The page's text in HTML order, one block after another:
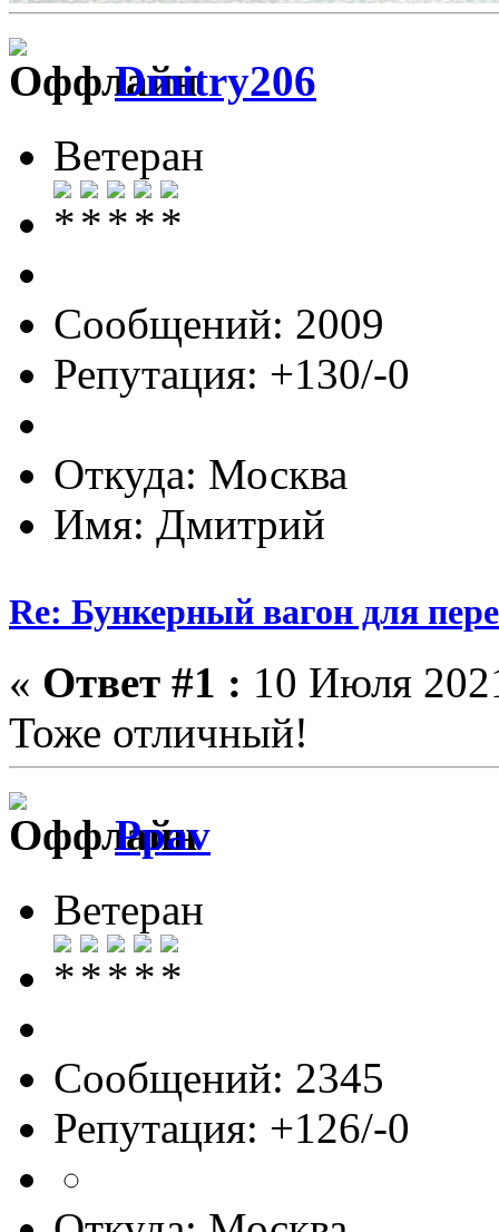
Dmitry206
Ветеран
Сообщений: 2009
Репутация: +130/-0
Откуда: Москва
Имя: Дмитрий
Re: Бункерный вагон для
« Ответ #1 : 10 Июля
Тоже отличный!
Ppav
Ветеран
Сообщений: 2345
Репутация: +126/-0